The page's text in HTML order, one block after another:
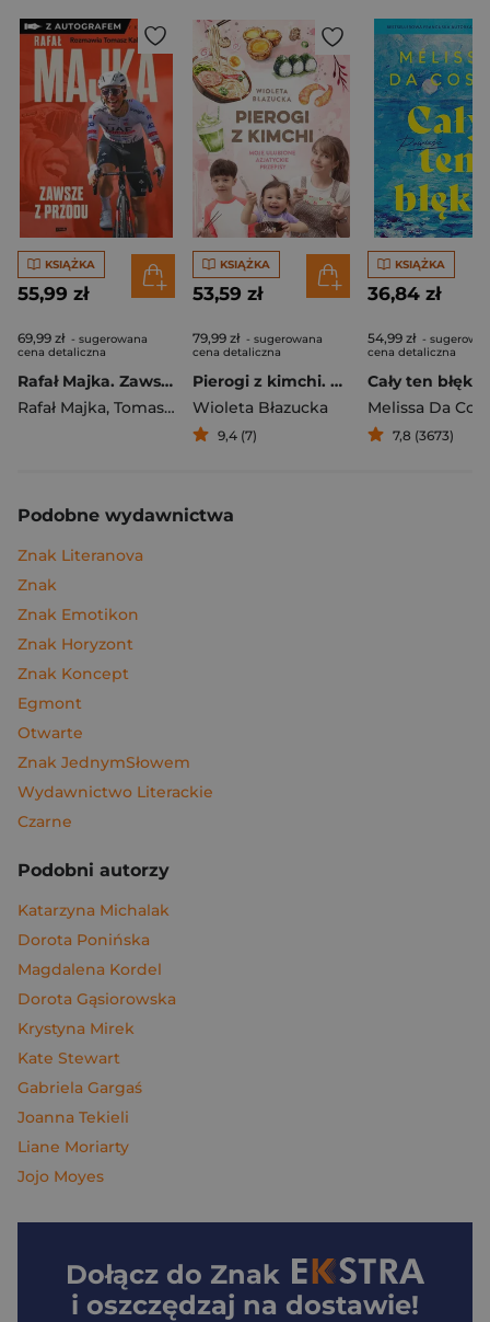
KSIĄŻKA
55,99 zł
69,99 zł - sugerowana
cena detaliczna
Rafał Majka. Zawsze z przodu. Rozmawia Tomasz Kalemba - książka z autografem
Rafał Majka, Tomasz Kalemba
KSIĄŻKA
53,59 zł
79,99 zł - sugerowana
cena detaliczna
Pierogi z kimchi. Moje ulubione azjatyckie przepisy
Wioleta Błazucka
9,4 (7)
KSIĄŻKA
36,84 zł
54,99 zł -
cena detaliczna
Cały ten błękit
Melissa Da
7,8 (3673)
Podobne wydawnictwa
Znak Literanova
Znak
Znak Emotikon
Znak Horyzont
Znak Koncept
Egmont
Otwarte
Znak JednymSłowem
Wydawnictwo Literackie
Czarne
Podobni autorzy
Katarzyna Michalak
Dorota Ponińska
Magdalena Kordel
Dorota Gąsiorowska
Krystyna Mirek
Kate Stewart
Gabriela Gargaś
Joanna Tekieli
Liane Moriarty
Jojo Moyes
Dołącz do Znak
i oszczędzaj na dostawie!